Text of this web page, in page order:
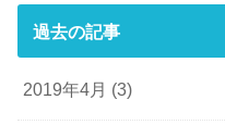
過去の記事
2019年4月 (3)